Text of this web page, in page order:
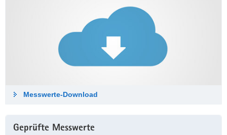
Messwerte-Down­load
Geprüfte Messwerte